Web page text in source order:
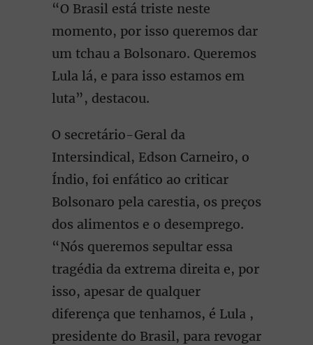
“O Brasil está triste neste
momento, por isso queremos dar
um tchau a Bolsonaro. Queremos
Lula lá, e para isso estamos em
luta”, destacou.
O secretário-Geral da
Intersindical, Edson Carneiro, o
Índio, foi enfático ao criticar
Bolsonaro pela carestia, os preços
dos alimentos e o desemprego.
“Nós queremos sepultar essa
tragédia da extrema direita e, por
isso, apesar de qualquer
diferença que tenhamos, é Lula ,
presidente do Brasil, para revogar